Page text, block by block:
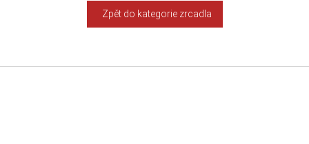
Zpět do kategorie zrcadla